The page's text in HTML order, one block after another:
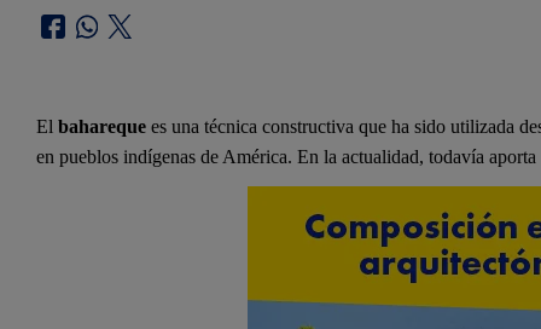
Elbahareque es una técnica constructiva que ha sido utilizada
en pueblos indígenas de América. En la actualidad, todavía